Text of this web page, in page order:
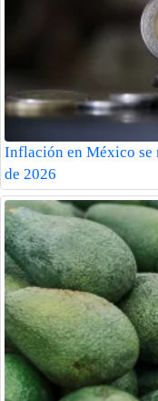
Inflación en México se
de 2026